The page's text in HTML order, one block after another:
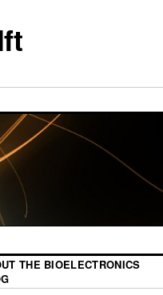
THE BIOELECTRONICS